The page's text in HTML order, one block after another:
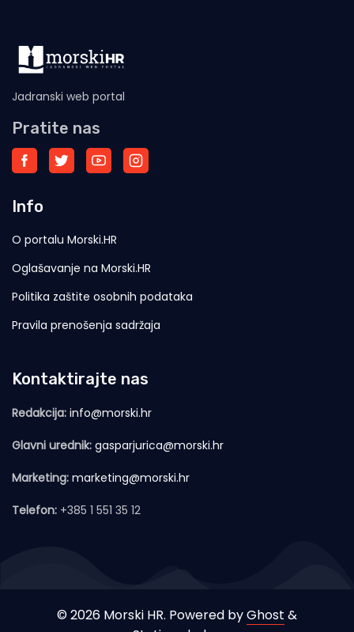
Jadranski web portal
Pratite nas
Info
O portalu Morski.HR
Oglašavanje na Morski.HR
Politika zaštite osobnih podataka
Pravila prenošenja sadržaja
Kontaktirajte nas
Redakcija: info@morski.hr
Glavni urednik: gasparjurica@morski.hr
Marketing: marketing@morski.hr
Telefon: +385 1 551 35 12
© 2026 Morski HR. Powered byGhost &